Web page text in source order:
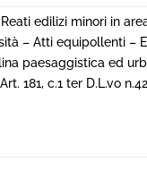
edilizi minori in
– Atti equipollenti –
paesaggistica ed
181, c.1 ter D.L.vo